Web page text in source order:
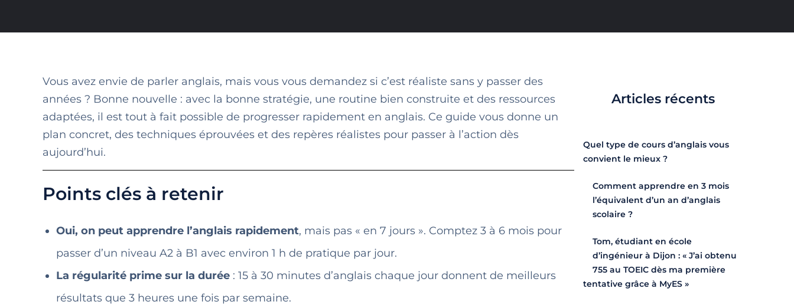
Vous avez envie de parler anglais, mais vous vous demandez si c’est réaliste sans y passer des
années ? Bonne nouvelle : avec la bonne stratégie, une routine bien construite et des ressources
adaptées, il est tout à fait possible de progresser rapidement en anglais. Ce guide vous donne un
plan concret, des techniques éprouvées et des repères réalistes pour passer à l’action dès
aujourd’hui.
Points clés à retenir
Oui, on peut apprendre l’anglais rapidement, mais pas « en 7 jours ». Comptez 3 à 6 mois pour
passer d’un niveau A2 à B1 avec environ 1 h de pratique par jour.
La régularité prime sur la durée : 15 à 30 minutes d’anglais chaque jour donnent de meilleurs
résultats que 3 heures une fois par semaine.
Articles récents
Quel type de cours d’anglais vous
convient le mieux ?
Comment apprendre en 3 mois
l’équivalent d’un an d’anglais
scolaire ?
Tom, étudiant en école
d’ingénieur à Dijon : « J’ai obtenu
755 au TOEIC dès ma première
tentative grâce à MyES »